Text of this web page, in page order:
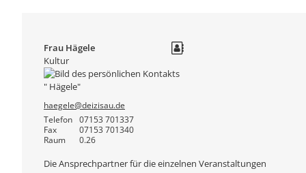
Frau Hägele
Kultur
haegele@deizisau.de
Telefon
07153 701337
Fax 07153 701340
Raum 0.26
Die Ansprechpartner für die einzelnen Veranstaltungen